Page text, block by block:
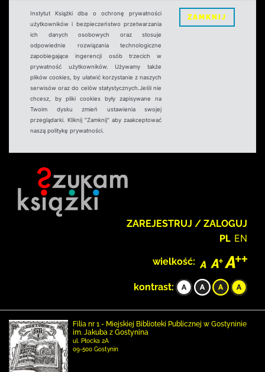
Instytut Książki dba o ochronę prywatności
użytkowników i bezpieczeństwo przetwarzania
ich danych osobowych oraz stosuje
odpowiednie rozwiązania technologiczne
zapobiegające ingerencji osób trzecich w
prywatność użytkowników. Używamy także
plików cookies, by ułatwić korzystanie z naszych
serwisów oraz do celów statystycznych.Jeśli nie
chcesz, by pliki cookies były zapisywane na
Twoim dysku zmień ustawienia swojej
przeglądarki. Kliknij "Zamknij" aby zaakceptować
naszą politykę prywatności.
ZAMKNIJ
ZAREJESTRUJ / ZALOGUJ
PL EN
wielkość:
kontrast:
Filia nr 1 - Miejskiej Biblioteki Publicznej w Gostyninie
im. Jakuba z Gostynina
ul. Płocka 2A
09-500 Gostynin